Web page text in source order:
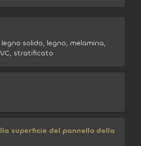
solido, legno, melamina,
stratificato
superficie del pannello della